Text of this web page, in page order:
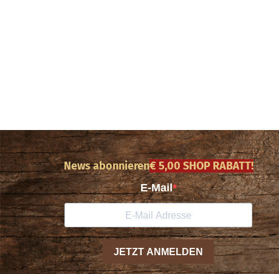
News abonnieren€ 5,00 SHOP RABATT!